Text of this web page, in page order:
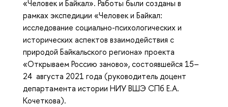
«Человек и Байкал». Работы были созданы в
рамках экспедиции «Человек и Байкал:
исследование социально-психологических и
исторических аспектов взаимодействия с
природой Байкальского региона» проекта
«Открываем Россию заново», состоявшейся 15–
24 августа 2021 года (руководитель доцент
департамента истории НИУ ВШЭ СПб Е.А.
Кочеткова).